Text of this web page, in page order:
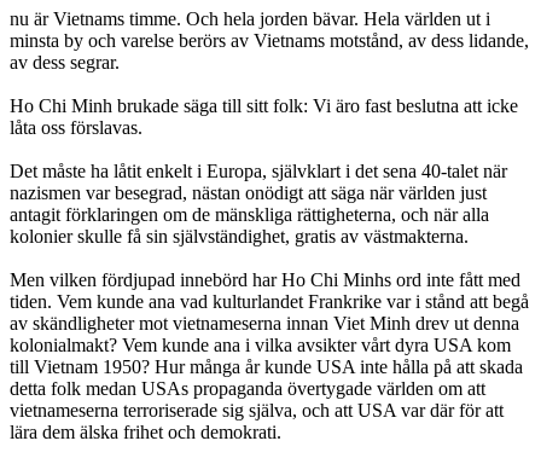
nu är Vietnams timme. Och hela jorden bävar. Hela världen ut i
minsta by och varelse berörs av Vietnams motstånd, av dess lidande,
av dess segrar.
Ho Chi Minh brukade säga till sitt folk: Vi äro fast beslutna att icke
låta oss förslavas.
Det måste ha låtit enkelt i Europa, självklart i det sena 40-talet när
nazismen var besegrad, nästan onödigt att säga när världen just
antagit förklaringen om de mänskliga rättigheterna, och när alla
kolonier skulle få sin självständighet, gratis av västmakterna.
Men vilken fördjupad innebörd har Ho Chi Minhs ord inte fått med
tiden. Vem kunde ana vad kulturlandet Frankrike var i stånd att begå
av skändligheter mot vietnameserna innan Viet Minh drev ut denna
kolonialmakt? Vem kunde ana i vilka avsikter vårt dyra USA kom
till Vietnam 1950? Hur många år kunde USA inte hålla på att skada
detta folk medan USAs propaganda övertygade världen om att
vietnameserna terroriserade sig själva, och att USA var där för att
lära dem älska frihet och demokrati.